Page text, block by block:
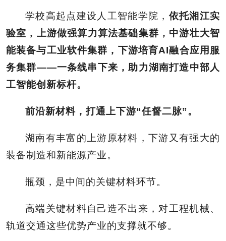
学校高起点建设人工智能学院， 依托湘江实
验室，上游做强算力算法基础集群，中游壮大智
能装备与工业软件集群，下游培育AI融合应用服
务集群——一条线串下来，助力湖南打造中部人
工智能创新标杆。
前沿新材料，打通上下游“任督二脉”。
湖南有丰富的上游原材料，下游又有强大的
装备制造和新能源产业。
瓶颈，是中间的关键材料环节。
高端关键材料自己造不出来，对工程机械、
轨道交通这些优势产业的支撑就不够。